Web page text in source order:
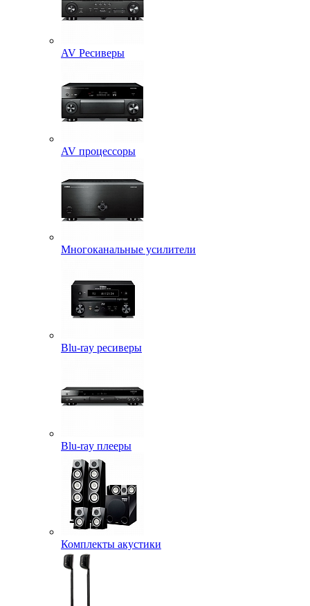
AV Ресиверы
AV процессоры
Многоканальные усилители
Blu-ray ресиверы
Blu-ray плееры
Комплекты акустики